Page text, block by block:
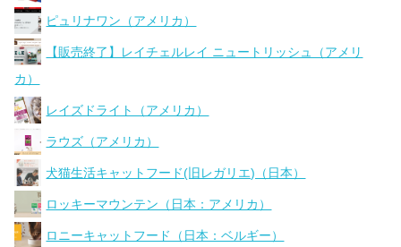
ピュリナワン（アメリカ）
【販売終了】レイチェルレイ ニュートリッシュ（アメリ
カ）
レイズドライト（アメリカ）
ラウズ（アメリカ）
犬猫生活キャットフード(旧レガリエ)（日本）
ロッキーマウンテン（日本：アメリカ）
ロニーキャットフード（日本：ベルギー）